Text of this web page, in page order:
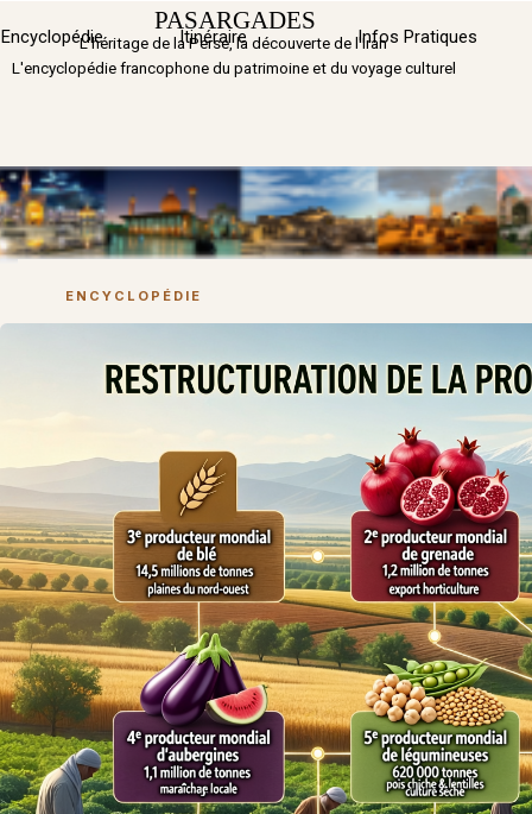
PASARGADES Sauter
Encyclopédie Itinéraire ▼
Infos Pratiques
L'héritage de la Perse, la découverte de l'Iran
L'encyclopédie francophone du patrimoine et du voyage culturel
ENCYCLOPÉDIE